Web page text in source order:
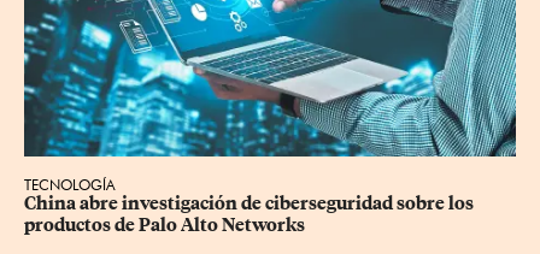
TECNOLOGÍA
China abre investigación de ciberseguridad sobre los
productos de Palo Alto Networks